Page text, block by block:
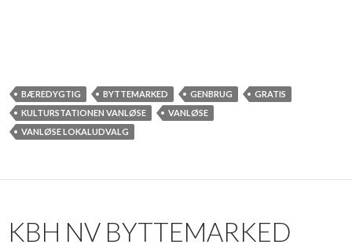
BÆREDYGTIG BYTTEMARKED GENBRUG
GRATIS
KULTURSTATIONEN VANLØSE
VANLØSE
VANLØSE LOKALUDVALG
KBH NV BYTTEMARKED